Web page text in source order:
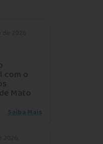
com o
Mato
Saiba Mais